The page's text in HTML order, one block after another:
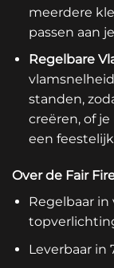
meerdere
passen aan
Regelbare
standen,
creëren, of
een
Over de Fair
Regelbaar
Leverbaar in